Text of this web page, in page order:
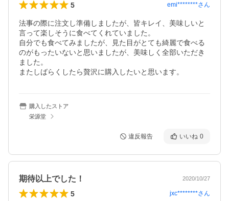
5 emi********さん
法事の際に注文し準備しましたが、皆キレイ、美味しいと
言って楽しそうに食べてくれていました。
自分でも食べてみましたが、見た目がとても綺麗で食べる
のがもったいないと思いましたが、美味しく全部いただき
ました。
またしばらくしたら贅沢に購入したいと思います。
購入したストア
栄源堂
違反報告 いいね 0
期待以上でした！ 2020/10/27
5 jxc********さん